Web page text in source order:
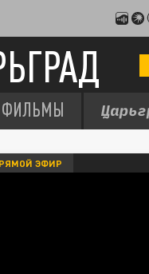
ФИЛЬМЫ
ЭФИР